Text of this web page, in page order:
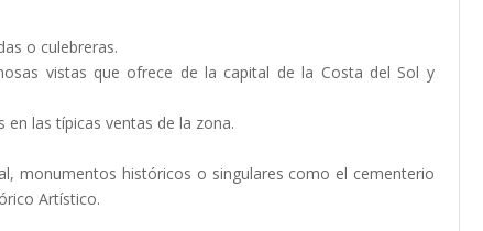
o culebreras.
vistas que ofrece de la capital de la Costa del Sol y
las típicas ventas de la zona.
monumentos históricos o singulares como el cementerio
Artístico.